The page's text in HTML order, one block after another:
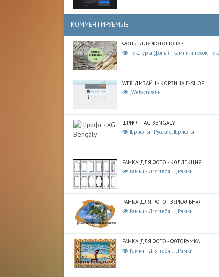
КОММЕНТИРУЕМЫЕ
ФОНЫ ДЛЯ ФОТОШОПА -
Текстуры (фоны) - Камни и песок,
WEB ДИЗАЙН - КОРЗИНА E-SHOP
, Web-дизайн
ШРИФТ - AG BENGALY
Шрифты - Русские, Шрифты
РАМКА ДЛЯ ФОТО - КОЛЛЕКЦИЯ
Рамки - Для тебя...., Рамки
РАМКА ДЛЯ ФОТО - ЗЕРКАЛЬНАЯ
Рамки - Для тебя...., Рамки
РАМКА ДЛЯ ФОТО - ФОТОРАМКА
Рамки - Для тебя...., Рамки